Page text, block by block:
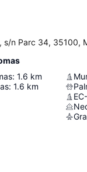
s/n Parc 34, 35100,
: 1.6 km
: 1.6 km